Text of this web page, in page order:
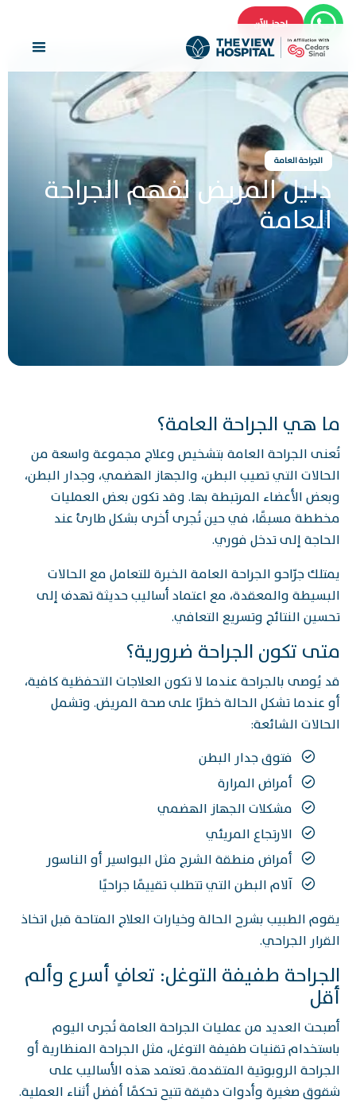
احجز الآن
الجراحة العامة
دليل المريض لفهم الجراحة
العامة
ما هي الجراحة العامة؟
تُعنى الجراحة العامة بتشخيص وعلاج مجموعة واسعة من
الحالات التي تصيب البطن، والجهاز الهضمي، وجدار البطن،
وبعض الأعضاء المرتبطة بها. وقد تكون بعض العمليات
مخططة مسبقًا، في حين تُجرى أخرى بشكل طارئ عند
الحاجة إلى تدخل فوري.
يمتلك جرّاحو الجراحة العامة الخبرة للتعامل مع الحالات
البسيطة والمعقدة، مع اعتماد أساليب حديثة تهدف إلى
تحسين النتائج وتسريع التعافي.
متى تكون الجراحة ضرورية؟
قد يُوصى بالجراحة عندما لا تكون العلاجات التحفظية كافية،
أو عندما تشكل الحالة خطرًا على صحة المريض. وتشمل
الحالات الشائعة:
فتوق جدار البطن
أمراض المرارة
مشكلات الجهاز الهضمي
الارتجاع المريئي
أمراض منطقة الشرج مثل البواسير أو الناسور
آلام البطن التي تتطلب تقييمًا جراحيًا
يقوم الطبيب بشرح الحالة وخيارات العلاج المتاحة قبل اتخاذ
القرار الجراحي.
الجراحة طفيفة التوغل: تعافٍ أسرع وألم
أقل
أصبحت العديد من عمليات الجراحة العامة تُجرى اليوم
باستخدام تقنيات طفيفة التوغل، مثل الجراحة المنظارية أو
الجراحة الروبوتية المتقدمة. تعتمد هذه الأساليب على
شقوق صغيرة وأدوات دقيقة تتيح تحكمًا أفضل أثناء العملية.